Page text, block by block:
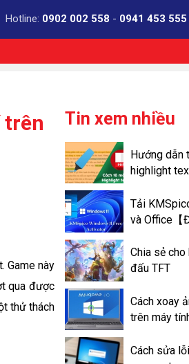
Hotline: 0902 002 558 - 0941 453 555
trên
Game này
qua được
thử thách
Tin xem nhiều
Hướng dẫn
highlight
Tải
và Office【
Chia sẻ
đấu TFT
Cách xoay
trên máy
Cách sửa